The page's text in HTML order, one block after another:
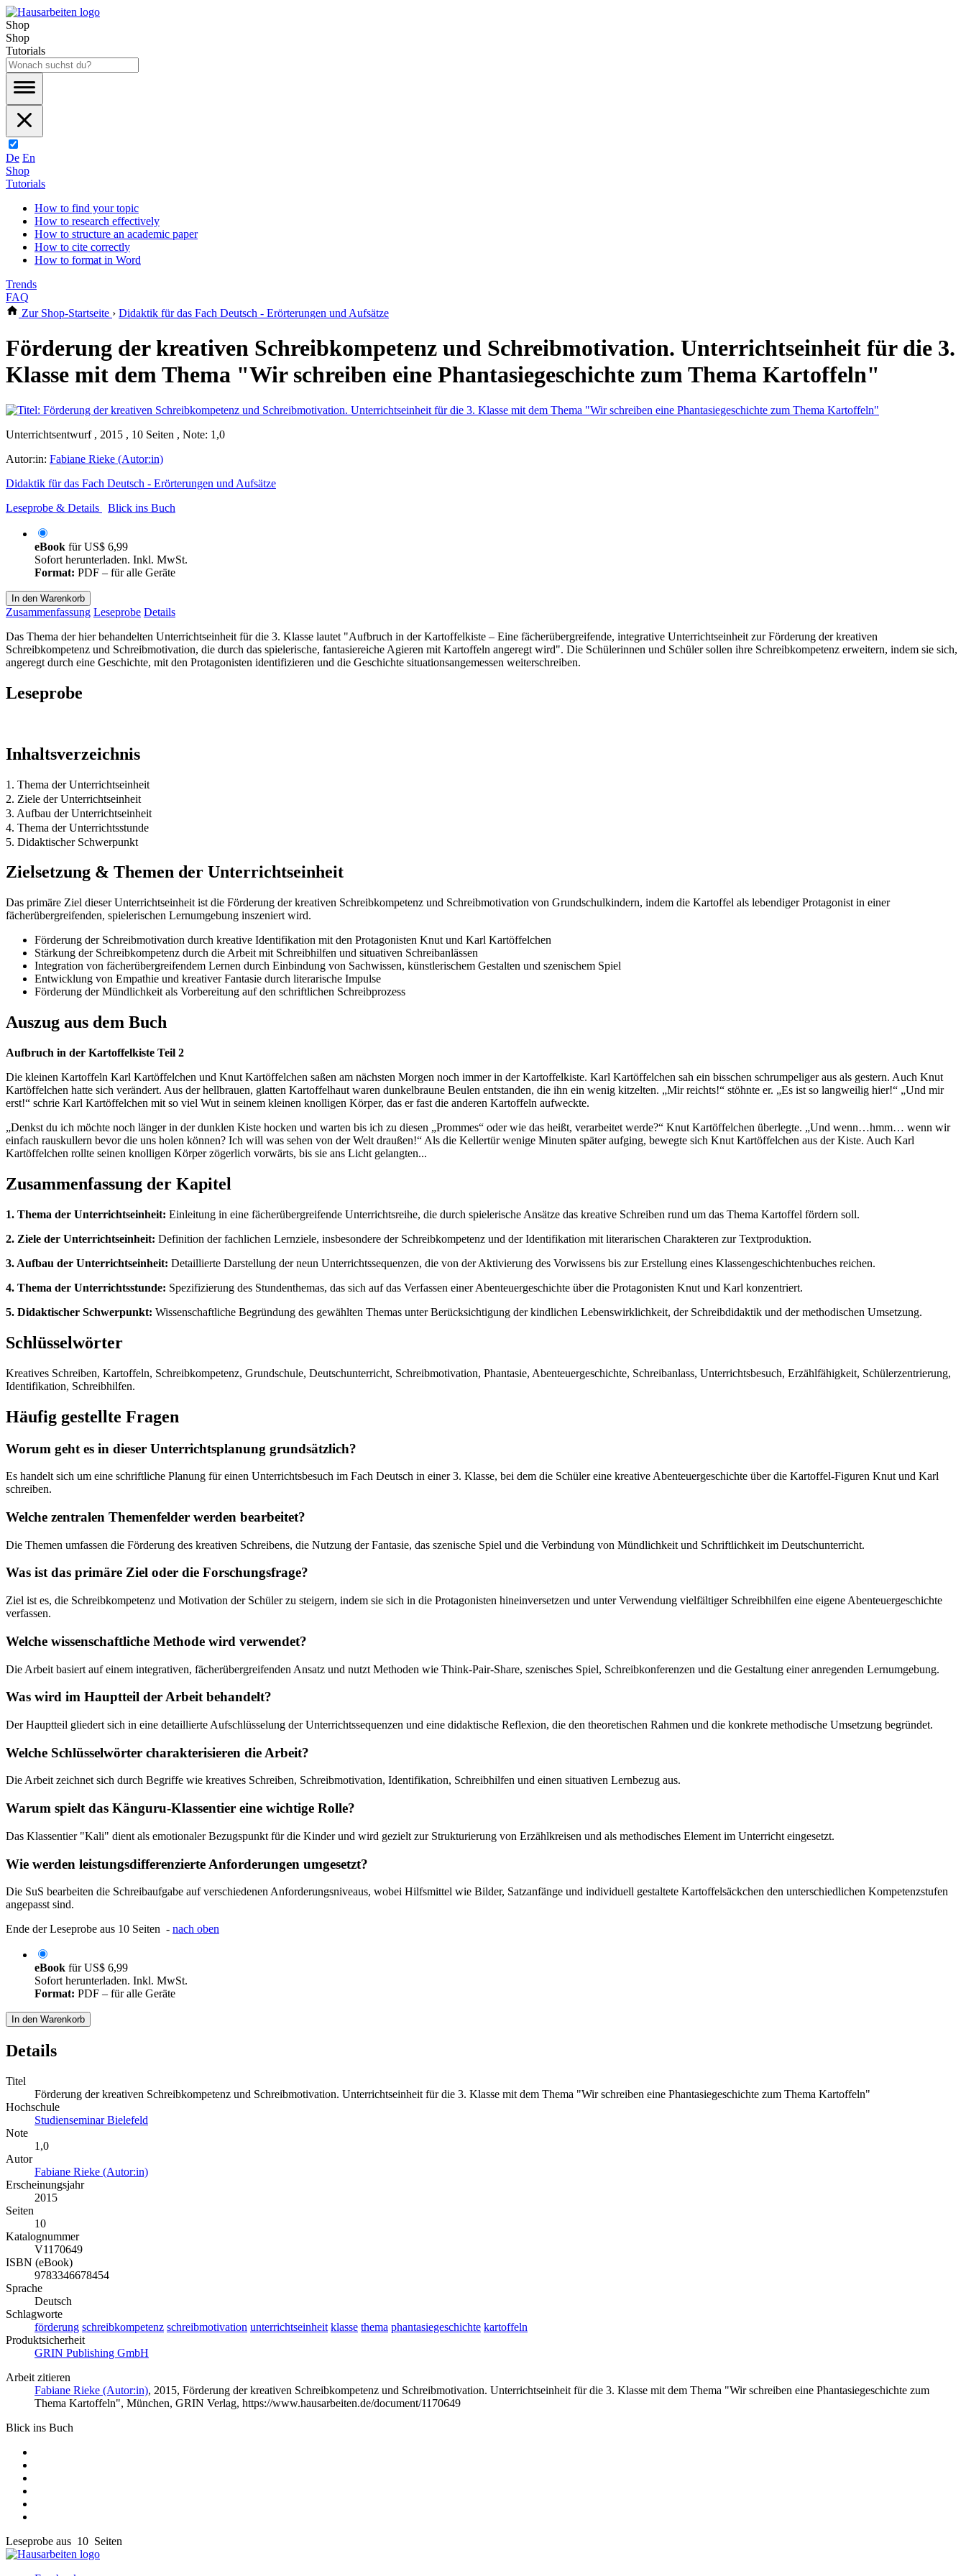
Shop
Shop
Tutorials
De En
Shop
Tutorials
How to find your topic
How to research effectively
How to structure an academic paper
How to cite correctly
How to format in Word
Trends
FAQ
Zur Shop-Startseite › Didaktik für das Fach Deutsch - Erörterungen und Aufsätze
Förderung der kreativen Schreibkompetenz und Schreibmotivation. Unterrichtseinheit für die 3.
Klasse mit dem Thema "Wir schreiben eine Phantasiegeschichte zum Thema Kartoffeln"
Unterrichtsentwurf , 2015 , 10 Seiten , Note: 1,0
Autor:in: Fabiane Rieke (Autor:in)
Didaktik für das Fach Deutsch - Erörterungen und Aufsätze
Leseprobe & Details
Blick ins Buch
eBook fürUS$ 6,99
Sofort herunterladen. Inkl. MwSt.
Format: PDF – für alle Geräte
In den Warenkorb
Zusammenfassung Leseprobe Details
Das Thema der hier behandelten Unterrichtseinheit für die 3. Klasse lautet "Aufbruch in der Kartoffelkiste – Eine fächerübergreifende, integrative Unterrichtseinheit zur Förderung der kreativen
Schreibkompetenz und Schreibmotivation, die durch das spielerische, fantasiereiche Agieren mit Kartoffeln angeregt wird". Die Schülerinnen und Schüler sollen ihre Schreibkompetenz erweitern, indem sie sich,
angeregt durch eine Geschichte, mit den Protagonisten identifizieren und die Geschichte situationsangemessen weiterschreiben.
Leseprobe
Inhaltsverzeichnis
1. Thema der Unterrichtseinheit
2. Ziele der Unterrichtseinheit
3. Aufbau der Unterrichtseinheit
4. Thema der Unterrichtsstunde
5. Didaktischer Schwerpunkt
Zielsetzung & Themen der Unterrichtseinheit
Das primäre Ziel dieser Unterrichtseinheit ist die Förderung der kreativen Schreibkompetenz und Schreibmotivation von Grundschulkindern, indem die Kartoffel als lebendiger Protagonist in einer
fächerübergreifenden, spielerischen Lernumgebung inszeniert wird.
Förderung der Schreibmotivation durch kreative Identifikation mit den Protagonisten Knut und Karl Kartöffelchen
Stärkung der Schreibkompetenz durch die Arbeit mit Schreibhilfen und situativen Schreibanlässen
Integration von fächerübergreifendem Lernen durch Einbindung von Sachwissen, künstlerischem Gestalten und szenischem Spiel
Entwicklung von Empathie und kreativer Fantasie durch literarische Impulse
Förderung der Mündlichkeit als Vorbereitung auf den schriftlichen Schreibprozess
Auszug aus dem Buch
Aufbruch in der Kartoffelkiste Teil 2
Die kleinen Kartoffeln Karl Kartöffelchen und Knut Kartöffelchen saßen am nächsten Morgen noch immer in der Kartoffelkiste. Karl Kartöffelchen sah ein bisschen schrumpeliger aus als gestern. Auch Knut
Kartöffelchen hatte sich verändert. Aus der hellbrauen, glatten Kartoffelhaut waren dunkelbraune Beulen entstanden, die ihn ein wenig kitzelten. „Mir reichts!“ stöhnte er. „Es ist so langweilig hier!“ „Und mir
erst!“ schrie Karl Kartöffelchen mit so viel Wut in seinem kleinen knolligen Körper, das er fast die anderen Kartoffeln aufweckte.
„Denkst du ich möchte noch länger in der dunklen Kiste hocken und warten bis ich zu diesen „Prommes“ oder wie das heißt, verarbeitet werde?“ Knut Kartöffelchen überlegte. „Und wenn…hmm… wenn wir
einfach rauskullern bevor die uns holen können? Ich will was sehen von der Welt draußen!“ Als die Kellertür wenige Minuten später aufging, bewegte sich Knut Kartöffelchen aus der Kiste. Auch Karl
Kartöffelchen rollte seinen knolligen Körper zögerlich vorwärts, bis sie ans Licht gelangten...
Zusammenfassung der Kapitel
1. Thema der Unterrichtseinheit: Einleitung in eine fächerübergreifende Unterrichtsreihe, die durch spielerische Ansätze das kreative Schreiben rund um das Thema Kartoffel fördern soll.
2. Ziele der Unterrichtseinheit: Definition der fachlichen Lernziele, insbesondere der Schreibkompetenz und der Identifikation mit literarischen Charakteren zur Textproduktion.
3. Aufbau der Unterrichtseinheit: Detaillierte Darstellung der neun Unterrichtssequenzen, die von der Aktivierung des Vorwissens bis zur Erstellung eines Klassengeschichtenbuches reichen.
4. Thema der Unterrichtsstunde: Spezifizierung des Stundenthemas, das sich auf das Verfassen einer Abenteuergeschichte über die Protagonisten Knut und Karl konzentriert.
5. Didaktischer Schwerpunkt: Wissenschaftliche Begründung des gewählten Themas unter Berücksichtigung der kindlichen Lebenswirklichkeit, der Schreibdidaktik und der methodischen Umsetzung.
Schlüsselwörter
Kreatives Schreiben, Kartoffeln, Schreibkompetenz, Grundschule, Deutschunterricht, Schreibmotivation, Phantasie, Abenteuergeschichte, Schreibanlass, Unterrichtsbesuch, Erzählfähigkeit, Schülerzentrierung,
Identifikation, Schreibhilfen.
Häufig gestellte Fragen
Worum geht es in dieser Unterrichtsplanung grundsätzlich?
Es handelt sich um eine schriftliche Planung für einen Unterrichtsbesuch im Fach Deutsch in einer 3. Klasse, bei dem die Schüler eine kreative Abenteuergeschichte über die Kartoffel-Figuren Knut und Karl
schreiben.
Welche zentralen Themenfelder werden bearbeitet?
Die Themen umfassen die Förderung des kreativen Schreibens, die Nutzung der Fantasie, das szenische Spiel und die Verbindung von Mündlichkeit und Schriftlichkeit im Deutschunterricht.
Was ist das primäre Ziel oder die Forschungsfrage?
Ziel ist es, die Schreibkompetenz und Motivation der Schüler zu steigern, indem sie sich in die Protagonisten hineinversetzen und unter Verwendung vielfältiger Schreibhilfen eine eigene Abenteuergeschichte
verfassen.
Welche wissenschaftliche Methode wird verwendet?
Die Arbeit basiert auf einem integrativen, fächerübergreifenden Ansatz und nutzt Methoden wie Think-Pair-Share, szenisches Spiel, Schreibkonferenzen und die Gestaltung einer anregenden Lernumgebung.
Was wird im Hauptteil der Arbeit behandelt?
Der Hauptteil gliedert sich in eine detaillierte Aufschlüsselung der Unterrichtssequenzen und eine didaktische Reflexion, die den theoretischen Rahmen und die konkrete methodische Umsetzung begründet.
Welche Schlüsselwörter charakterisieren die Arbeit?
Die Arbeit zeichnet sich durch Begriffe wie kreatives Schreiben, Schreibmotivation, Identifikation, Schreibhilfen und einen situativen Lernbezug aus.
Warum spielt das Känguru-Klassentier eine wichtige Rolle?
Das Klassentier "Kali" dient als emotionaler Bezugspunkt für die Kinder und wird gezielt zur Strukturierung von Erzählkreisen und als methodisches Element im Unterricht eingesetzt.
Wie werden leistungsdifferenzierte Anforderungen umgesetzt?
Die SuS bearbeiten die Schreibaufgabe auf verschiedenen Anforderungsniveaus, wobei Hilfsmittel wie Bilder, Satzanfänge und individuell gestaltete Kartoffelsäckchen den unterschiedlichen Kompetenzstufen
angepasst sind.
Ende der Leseprobe aus 10 Seiten - nach oben
eBook fürUS$ 6,99
Sofort herunterladen. Inkl. MwSt.
Format: PDF – für alle Geräte
In den Warenkorb
Details
Titel
Förderung der kreativen Schreibkompetenz und Schreibmotivation. Unterrichtseinheit für die 3. Klasse mit dem Thema "Wir schreiben eine Phantasiegeschichte zum Thema Kartoffeln"
Hochschule
Studienseminar Bielefeld
Note
1,0
Autor
Fabiane Rieke (Autor:in)
Erscheinungsjahr
2015
Seiten
10
Katalognummer
V1170649
ISBN (eBook)
9783346678454
Sprache
Deutsch
Schlagworte
förderung schreibkompetenz schreibmotivation unterrichtseinheit klasse thema phantasiegeschichte kartoffeln
Produktsicherheit
GRIN Publishing GmbH
Arbeit zitieren
Fabiane Rieke (Autor:in), 2015, Förderung der kreativen Schreibkompetenz und Schreibmotivation. Unterrichtseinheit für die 3. Klasse mit dem Thema "Wir schreiben eine Phantasiegeschichte zum
Thema Kartoffeln", München, GRIN Verlag, https://www.hausarbeiten.de/document/1170649
Blick ins Buch
Leseprobe aus 10 Seiten